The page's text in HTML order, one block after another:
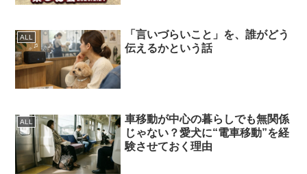
ALL
「言いづらいこと」を、誰がどう
伝えるかという話
ALL
車移動が中心の暮らしでも無関係
じゃない？愛犬に“電車移動”を経
験させておく理由